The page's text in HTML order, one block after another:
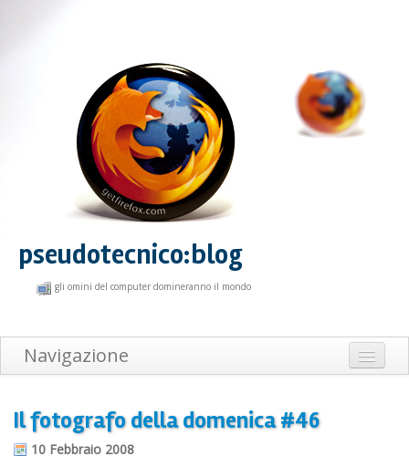
pseudotecnico:blog
gli omini del computer domineranno il mondo
Navigazione
Informazioni sul blog
Il fotografo della domenica #46
10 Febbraio 2008